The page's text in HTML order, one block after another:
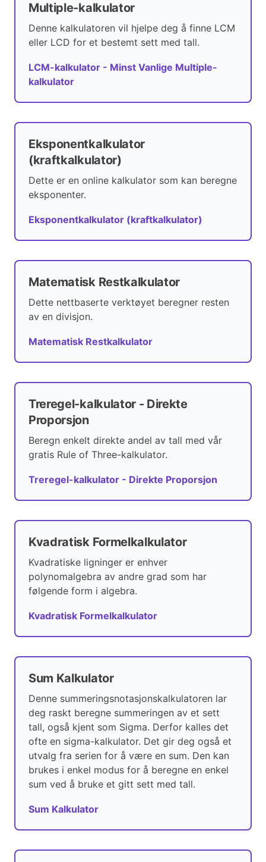
Multiple-kalkulator
Denne kalkulatoren vil hjelpe deg å finne LCM
eller LCD for et bestemt sett med tall.
LCM-kalkulator - Minst Vanlige Multiple-
kalkulator
Eksponentkalkulator
(kraftkalkulator)
Dette er en online kalkulator som kan beregne
eksponenter.
Eksponentkalkulator (kraftkalkulator)
Matematisk Restkalkulator
Dette nettbaserte verktøyet beregner resten
av en divisjon.
Matematisk Restkalkulator
Treregel-kalkulator - Direkte
Proporsjon
Beregn enkelt direkte andel av tall med vår
gratis Rule of Three-kalkulator.
Treregel-kalkulator - Direkte Proporsjon
Kvadratisk Formelkalkulator
Kvadratiske ligninger er enhver
polynomalgebra av andre grad som har
følgende form i algebra.
Kvadratisk Formelkalkulator
Sum Kalkulator
Denne summeringsnotasjonskalkulatoren lar
deg raskt beregne summeringen av et sett
tall, også kjent som Sigma. Derfor kalles det
ofte en sigma-kalkulator. Det gir deg også et
utvalg fra serien for å være en sum. Den kan
brukes i enkel modus for å beregne en enkel
sum ved å bruke et gitt sett med tall.
Sum Kalkulator